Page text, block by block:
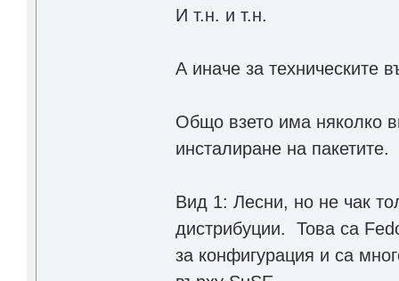
И т.н. и т.н.
А иначе за техническите
Общо взето има няколко
инсталиране на пакетите.
Вид 1: Лесни, но не чак
дистрибуции. Това са
за конфигурация и са